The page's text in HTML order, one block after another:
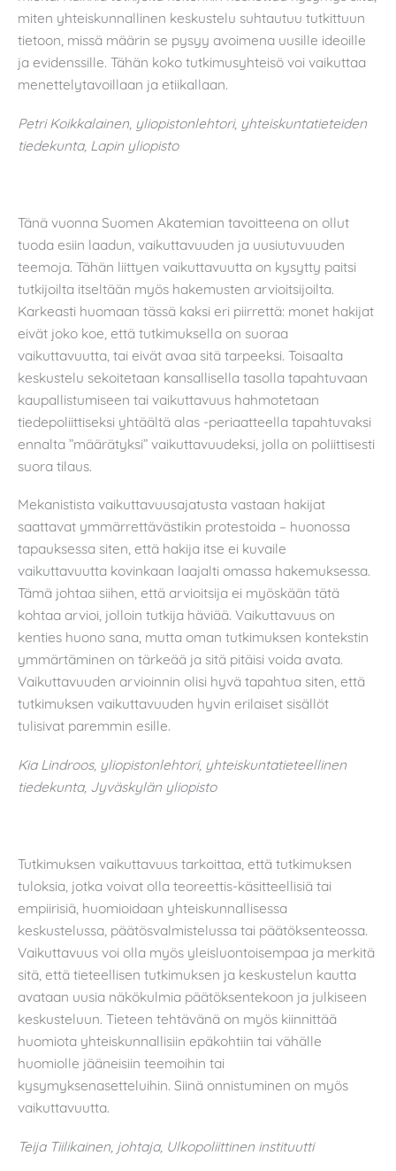
miten yhteiskunnallinen keskustelu suhtautuu tutkittuun
tietoon, missä määrin se pysyy avoimena uusille ideoille
ja evidenssille. Tähän koko tutkimusyhteisö voi vaikuttaa
menettelytavoillaan ja etiikallaan.
Petri Koikkalainen, yliopistonlehtori, yhteiskuntatieteiden
tiedekunta, Lapin yliopisto
Tänä vuonna Suomen Akatemian tavoitteena on ollut
tuoda esiin laadun, vaikuttavuuden ja uusiutuvuuden
teemoja. Tähän liittyen vaikuttavuutta on kysytty paitsi
tutkijoilta itseltään myös hakemusten arvioitsijoilta.
Karkeasti huomaan tässä kaksi eri piirrettä: monet hakijat
eivät joko koe, että tutkimuksella on suoraa
vaikuttavuutta, tai eivät avaa sitä tarpeeksi. Toisaalta
keskustelu sekoitetaan kansallisella tasolla tapahtuvaan
kaupallistumiseen tai vaikuttavuus hahmotetaan
tiedepoliittiseksi yhtäältä alas -periaatteella tapahtuvaksi
ennalta ”määrätyksi” vaikuttavuudeksi, jolla on poliittisesti
suora tilaus.
Mekanistista vaikuttavuusajatusta vastaan hakijat
saattavat ymmärrettävästikin protestoida – huonossa
tapauksessa siten, että hakija itse ei kuvaile
vaikuttavuutta kovinkaan laajalti omassa hakemuksessa.
Tämä johtaa siihen, että arvioitsija ei myöskään tätä
kohtaa arvioi, jolloin tutkija häviää. Vaikuttavuus on
kenties huono sana, mutta oman tutkimuksen kontekstin
ymmärtäminen on tärkeää ja sitä pitäisi voida avata.
Vaikuttavuuden arvioinnin olisi hyvä tapahtua siten, että
tutkimuksen vaikuttavuuden hyvin erilaiset sisällöt
tulisivat paremmin esille.
Kia Lindroos, yliopistonlehtori, yhteiskuntatieteellinen
tiedekunta, Jyväskylän yliopisto
Tutkimuksen vaikuttavuus tarkoittaa, että tutkimuksen
tuloksia, jotka voivat olla teoreettis-käsitteellisiä tai
empiirisiä, huomioidaan yhteiskunnallisessa
keskustelussa, päätösvalmistelussa tai päätöksenteossa.
Vaikuttavuus voi olla myös yleisluontoisempaa ja merkitä
sitä, että tieteellisen tutkimuksen ja keskustelun kautta
avataan uusia näkökulmia päätöksentekoon ja julkiseen
keskusteluun. Tieteen tehtävänä on myös kiinnittää
huomiota yhteiskunnallisiin epäkohtiin tai vähälle
huomiolle jääneisiin teemoihin tai
kysymyksenasetteluihin. Siinä onnistuminen on myös
vaikuttavuutta.
Teija Tiilikainen, johtaja, Ulkopoliittinen instituutti